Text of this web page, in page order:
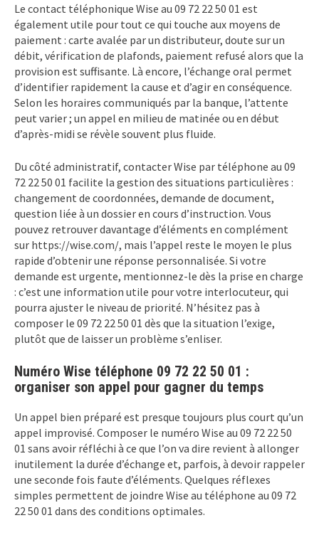
Le contact téléphonique Wise au 09 72 22 50 01 est
également utile pour tout ce qui touche aux moyens de
paiement : carte avalée par un distributeur, doute sur un
débit, vérification de plafonds, paiement refusé alors que la
provision est suffisante. Là encore, l’échange oral permet
d’identifier rapidement la cause et d’agir en conséquence.
Selon les horaires communiqués par la banque, l’attente
peut varier ; un appel en milieu de matinée ou en début
d’après-midi se révèle souvent plus fluide.
Du côté administratif, contacter Wise par téléphone au 09
72 22 50 01 facilite la gestion des situations particulières :
changement de coordonnées, demande de document,
question liée à un dossier en cours d’instruction. Vous
pouvez retrouver davantage d’éléments en complément
sur https://wise.com/, mais l’appel reste le moyen le plus
rapide d’obtenir une réponse personnalisée. Si votre
demande est urgente, mentionnez-le dès la prise en charge
: c’est une information utile pour votre interlocuteur, qui
pourra ajuster le niveau de priorité. N’hésitez pas à
composer le 09 72 22 50 01 dès que la situation l’exige,
plutôt que de laisser un problème s’enliser.
Numéro Wise téléphone 09 72 22 50 01 :
organiser son appel pour gagner du temps
Un appel bien préparé est presque toujours plus court qu’un
appel improvisé. Composer le numéro Wise au 09 72 22 50
01 sans avoir réfléchi à ce que l’on va dire revient à allonger
inutilement la durée d’échange et, parfois, à devoir rappeler
une seconde fois faute d’éléments. Quelques réflexes
simples permettent de joindre Wise au téléphone au 09 72
22 50 01 dans des conditions optimales.